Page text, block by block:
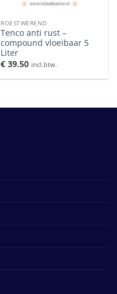
ROESTWEREND
Tenco anti rust –
compound vloeibaar 5
Liter
€ 39.50 incl.btw.